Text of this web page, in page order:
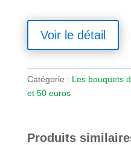
Voir le détail
Catégorie : Les bouquets
et 50 euros
Produits